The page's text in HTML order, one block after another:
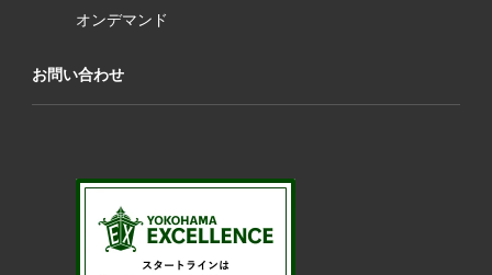
オンデマンド
お問い合わせ